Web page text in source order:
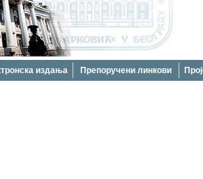
издања Препоручени линкови